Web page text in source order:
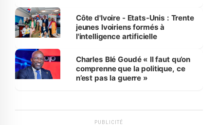
Côte d'Ivoire - Etats-Unis : Trente
jeunes Ivoiriens formés à
l'intelligence artificielle
Charles Blé Goudé « Il faut qu’on
comprenne que la politique, ce
n’est pas la guerre »
PUBLICITÉ